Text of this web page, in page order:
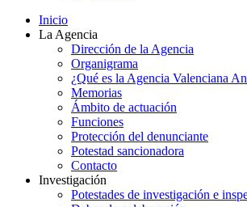
Inicio
La Agencia
Dirección de la Agencia
Organigrama
¿Qué es la Agencia Valenciana
Memorias
Ámbito de actuación
Funciones
Protección del denunciante
Potestad sancionadora
Contacto
Investigación
Potestades de investigación e